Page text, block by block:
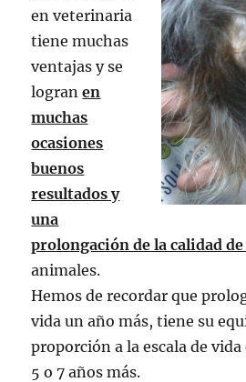
en veterinaria
tiene muchas
ventajas y se
logranen
muchas
ocasiones
buenos
resultados y
una
prolongación de la calidad
animales.
Hemos de recordar que
vida un año más, tiene su
proporción a la escala de
5 o 7 años más.